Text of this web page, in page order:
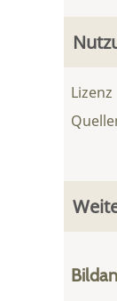
Lizenz